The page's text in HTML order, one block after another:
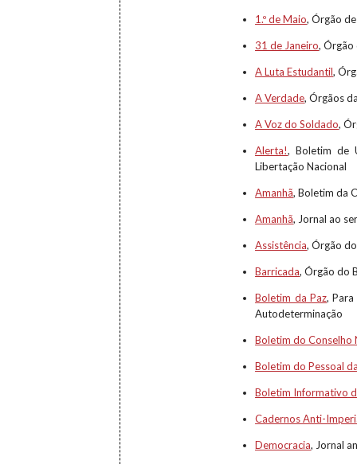
1.º de Maio, Órgão
31 de Janeiro,
A Luta Estudantil,
A Verdade, Órgãos
A Voz do Soldado,
Alerta!, Boletim de
Libertação Nacional
Amanhã, Boletim da
Amanhã, Jornal ao
Assistência, Órgão
Barricada, Órgão do
Boletim da Paz,
Autodeterminação
Boletim do Conselho
Boletim do Pessoal
Boletim Informativo
Cadernos Anti-
Democracia, Jornal